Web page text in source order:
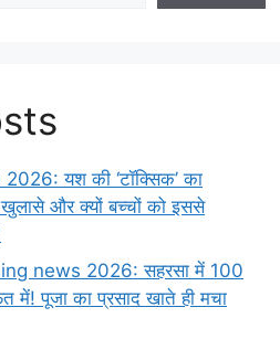
यश की ‘टॉक्सिक’ का
और क्यों बच्चों को इससे
news 2026: सहरसा में 100
में! पूजा का प्रसाद खाते ही मचा